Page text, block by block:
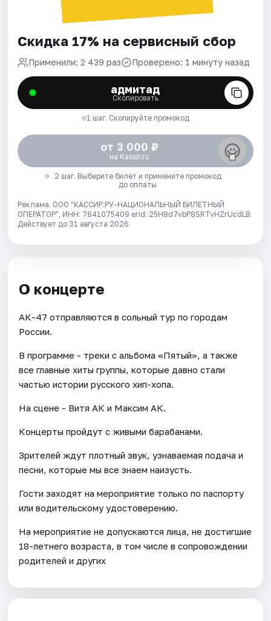
Скидка 17% на сервисный сбор
Применили: 2 439 раз Проверено: 1 минуту назад
адмитад
Скопировать
1 шаг. Скопируйте промокод
от 3 000 ₽
на Kassir.ru
2 шаг. Выберите билет и примените промокод
до оплаты
Реклама. ООО "КАССИР.РУ-НАЦИОНАЛЬНЫЙ БИЛЕТНЫЙ
ОПЕРАТОР", ИНН: 7841075409 erid: 25H8d7vbP8SRTvHZrUcdLB.
Действует до 31 августа 2026
О концерте
АК-47 отправляются в сольный тур по городам
России.
В программе - треки с альбома «Пятый», а также
все главные хиты группы, которые давно стали
частью истории русского хип-хопа.
На сцене - Витя АК и Максим АК.
Концерты пройдут с живыми барабанами.
Зрителей ждут плотный звук, узнаваемая подача и
песни, которые мы все знаем наизусть.
Гости заходят на мероприятие только по паспорту
или водительскому удостоверению.
На мероприятие не допускаются лица, не достигшие
18-летнего возраста, в том числе в сопровождении
родителей и других